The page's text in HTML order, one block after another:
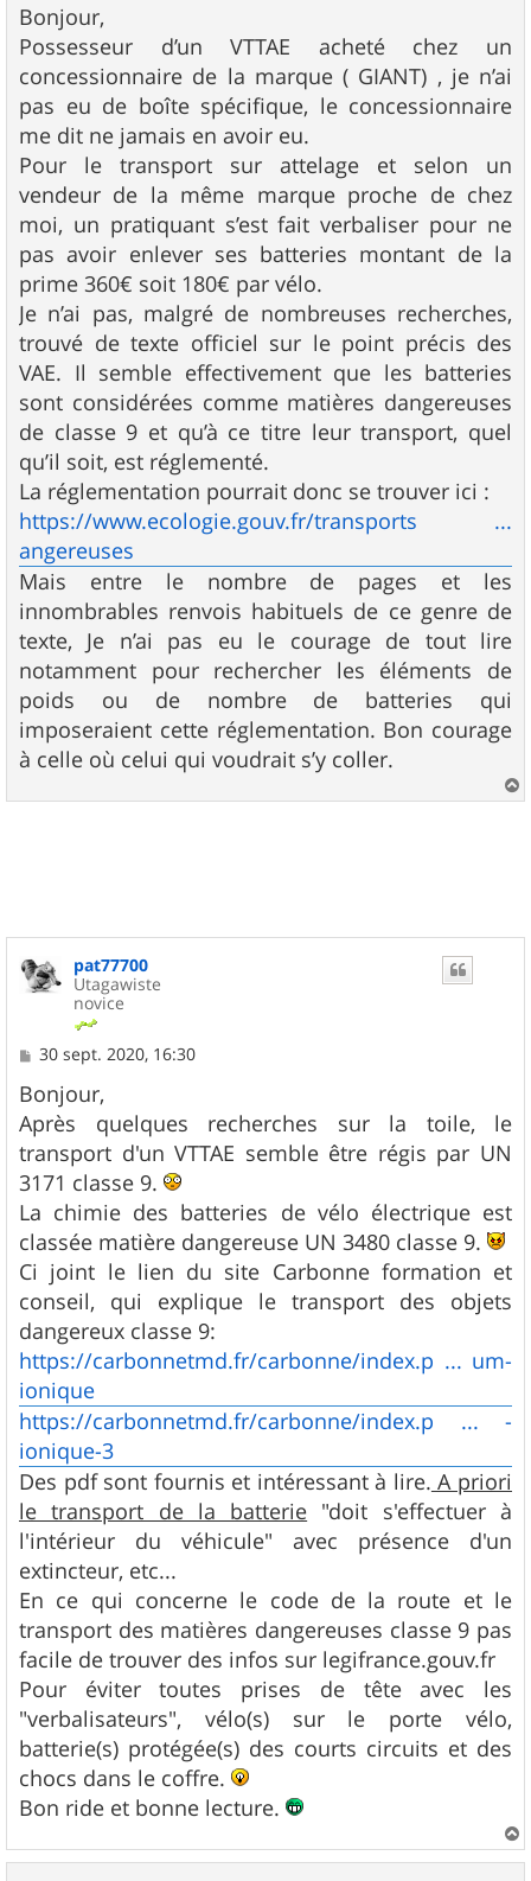
s
s
a
g
e
Bonjour,
Possesseur d’un VTTAE acheté chez un
concessionnaire de la marque ( GIANT) , je n’ai
pas eu de boîte spécifique, le concessionnaire
me dit ne jamais en avoir eu.
Pour le transport sur attelage et selon un
vendeur de la même marque proche de chez
moi, un pratiquant s’est fait verbaliser pour ne
pas avoir enlever ses batteries montant de la
prime 360€ soit 180€ par vélo.
Je n’ai pas, malgré de nombreuses recherches,
trouvé de texte officiel sur le point précis des
VAE. Il semble effectivement que les batteries
sont considérées comme matières dangereuses
de classe 9 et qu’à ce titre leur transport, quel
qu’il soit, est réglementé.
La réglementation pourrait donc se trouver ici :
https://www.ecologie.gouv.fr/transports ...
angereuses
Mais entre le nombre de pages et les
innombrables renvois habituels de ce genre de
texte, Je n’ai pas eu le courage de tout lire
notamment pour rechercher les éléments de
poids ou de nombre de batteries qui
imposeraient cette réglementation. Bon courage
à celle où celui qui voudrait s’y coller.
a
pat77700
Utagawiste
novice
M
s
s
a
g
e
30 sept. 2020, 16:30
Bonjour,
Après quelques recherches sur la toile, le
transport d'un VTTAE semble être régis par UN
3171 classe 9.
La chimie des batteries de vélo électrique est
classée matière dangereuse UN 3480 classe 9.
Ci joint le lien du site Carbonne formation et
conseil, qui explique le transport des objets
dangereux classe 9:
https://carbonnetmd.fr/carbonne/index.p ... um-
ionique
https://carbonnetmd.fr/carbonne/index.p ... -
ionique-3
Des pdf sont fournis et intéressant à lire. A priori
le transport de la batterie "doit s'effectuer à
l'intérieur du véhicule" avec présence d'un
extincteur, etc...
En ce qui concerne le code de la route et le
transport des matières dangereuses classe 9 pas
facile de trouver des infos sur legifrance.gouv.fr
Pour éviter toutes prises de tête avec les
"verbalisateurs", vélo(s) sur le porte vélo,
batterie(s) protégée(s) des courts circuits et des
chocs dans le coffre.
Bon ride et bonne lecture.
a